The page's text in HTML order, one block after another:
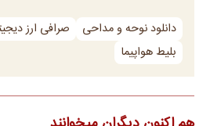
دانلود نوحه و مداحی صرافی ارز
بلیط هواپیما